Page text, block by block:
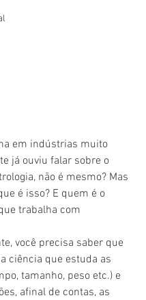
em indústrias muito
já ouviu falar sobre o
não é mesmo? Mas
é isso? E quem é o
trabalha com
você precisa saber que
ciência que estuda as
tamanho, peso etc.) e
afinal de contas, as